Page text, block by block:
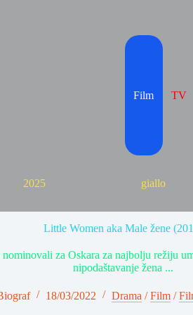
Film TV
2025 giallo
Little Women aka Male žene
za Oskara za najbolju režiju
nipodaštavanje žena ...
18/03/2022 Drama /Film/